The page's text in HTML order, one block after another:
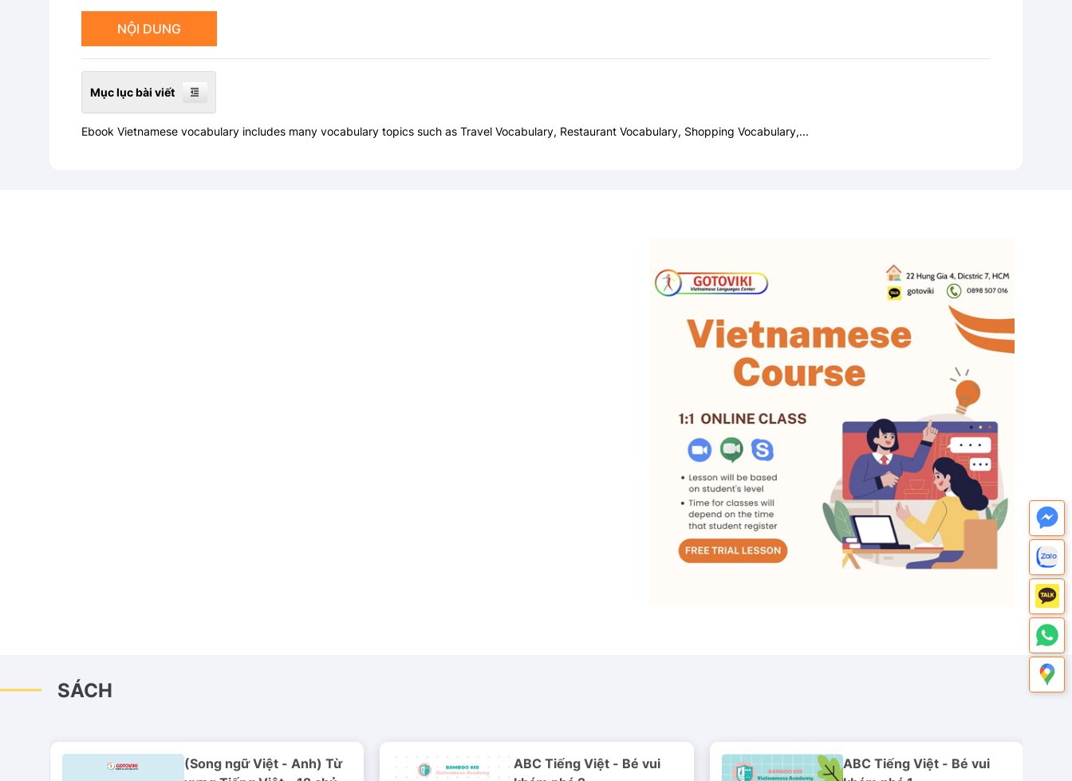
NỘI DUNG
Mục lục bài viết
Ebook Vietnamese vocabulary includes many vocabulary topics such as Travel Vocabulary, Restaurant Vocabulary, Shopping Vocabulary,...
SÁCH
(Song ngữ Việt - Anh) Từ
ABC Tiếng Việt - Bé vui
ABC Tiếng Việt - Bé vui